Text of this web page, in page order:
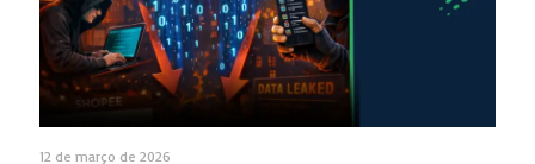
12 de março de 2026